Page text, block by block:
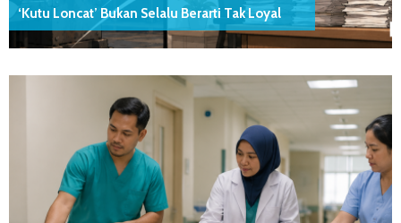
‘Kutu Loncat’ Bukan Selalu Berarti Tak Loyal